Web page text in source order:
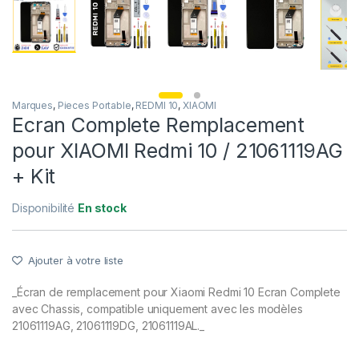
Marques, Pieces Portable, REDMI 10, XIAOMI
Ecran Complete Remplacement
pour XIAOMI Redmi 10 / 21061119AG
+ Kit
Disponibilité En stock
Ajouter à votre liste
_Écran de remplacement pour Xiaomi Redmi 10 Ecran Complete
avec Chassis, compatible uniquement avec les modèles
21061119AG, 21061119DG, 21061119AL._